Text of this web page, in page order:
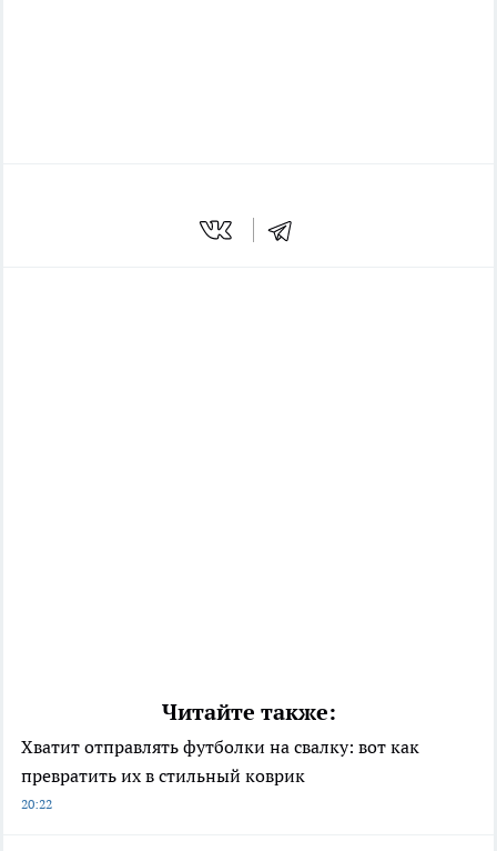
Читайте также:
Хватит отправлять футболки на свалку: вот как
превратить их в стильный коврик
20:22